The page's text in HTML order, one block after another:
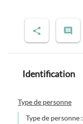
Identification
Type de personne
Type de personne :